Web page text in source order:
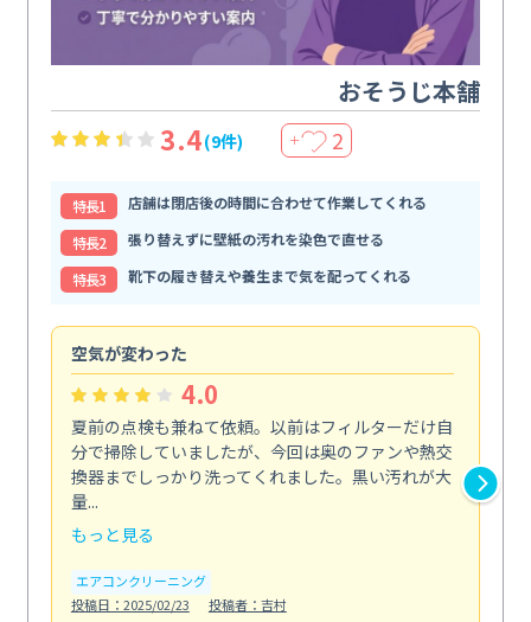
おそうじ本舗
3.4(9件) ＋ 2
特⻑1
店舗は閉店後の時間に合わせて作業してくれる
特⻑2
張り替えずに壁紙の汚れを染色で直せる
特⻑3
靴下の履き替えや養生まで気を配ってくれる
空気が変わった
4.0
夏前の点検も兼ねて依頼。以前はフィルターだけ自
分で掃除していましたが、今回は奥のファンや熱交
換器までしっかり洗ってくれました。黒い汚れが大
量...
もっと見る
エアコンクリーニング
投稿日：2025/02/23
投稿者：吉村